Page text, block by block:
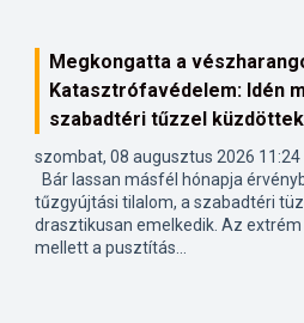
Megkongatta a
Katasztrófavédelem: Idén
szabadtéri tűzzel
szombat, 08 augusztus 2026 11:24
Bár lassan másfél hónapja
tűzgyújtási tilalom, a szabadtéri
drasztikusan emelkedik. Az
mellett a pusztítás...